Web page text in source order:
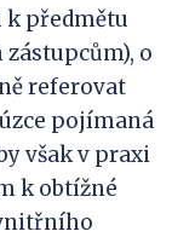
k předmětu
o
referovat
pojímaná
však v praxi
k obtížné